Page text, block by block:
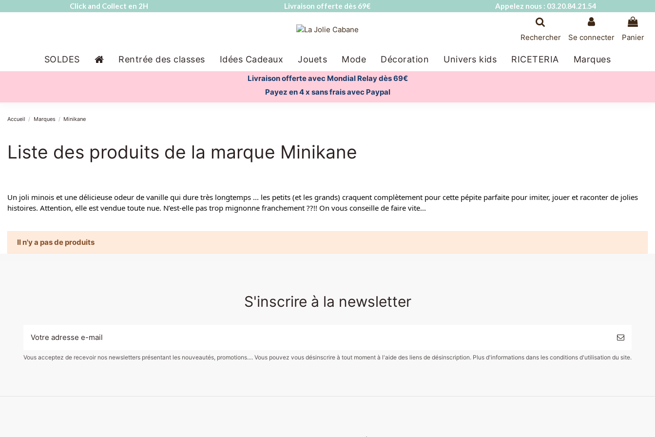
Click and Collect en 2H Livraison offerte dès 69€ Appelez nous : 03.20.84.21.54
Rechercher Se connecter Panier
SOLDES Rentrée des classes Idées Cadeaux Jouets Mode Décoration Univers kids RICETERIA Marques
Livraison offerte avec Mondial Relay dès 69€
Payez en 4 x sans frais avec Paypal
Accueil Marques Minikane
Liste des produits de la marque Minikane
Un joli minois et une délicieuse odeur de vanille qui dure très longtemps ... les petits (et les grands) craquent complètement pour cette pépite parfaite pour imiter, jouer et raconter de jolies
histoires. Attention, elle est vendue toute nue. N’est-elle pas trop mignonne franchement ??!! On vous conseille de faire vite...
Il n'y a pas de produits
S'inscrire à la newsletter
Vous acceptez de recevoir nos newsletters présentant les nouveautés, promotions.... Vous pouvez vous désinscrire à tout moment à l'aide des liens de désinscription. Plus d'informations dans les conditions d'utilisation du site.